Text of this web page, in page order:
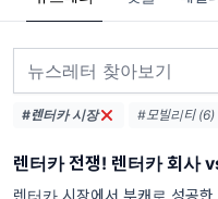
#렌터카 시장 #모빌리티 (6)
#카카오T (3)
렌터카 전쟁! 렌터카 회사
렌터카 시장에서 부캐로 성공